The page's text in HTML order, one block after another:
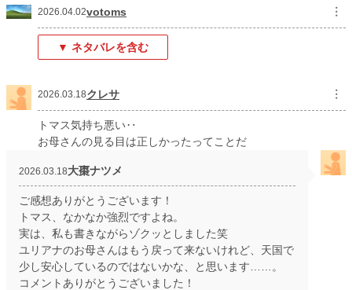
年間ポイント 9,560 pt (32,181 位)
累計ポイント 9,651 pt (98,120 位)
2026.04.02votoms ︙
▼ ネタバレを含む
2026.03.18クレサ ︙
トマス気持ち悪い‥
お母さんの見る目は正しかったってことだ
2026.03.18大棗ナツメ
ご感想ありがとうございます！
トマス、なかなか強烈ですよね。
実は、私も書きながらゾクッとしました笑
ユリアナのお母さんはもう戻って来ないけれど、天国で
少し安心しているのではないかな、と思います……。
コメントありがとうございました！